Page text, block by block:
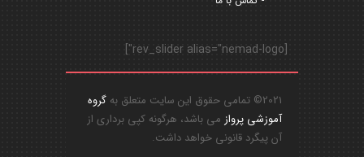
[rev_slider alias="nemad-logo"]
2021© تمامی حقوق این سایت متعلق به
گروه
آموزشی پروازمی باشد، هرگونه کپی برداری از
آن پیگرد قانونی خواهد داشت.